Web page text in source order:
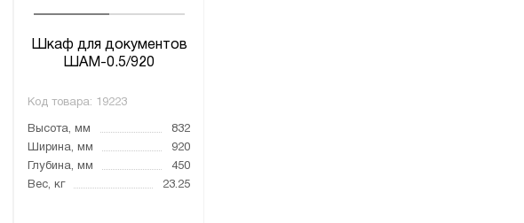
Шкаф для документов
ШАМ-0.5/920
Код товара: 19223
Высота, мм
832
Ширина, мм
920
Глубина, мм
450
Вес, кг
23.25